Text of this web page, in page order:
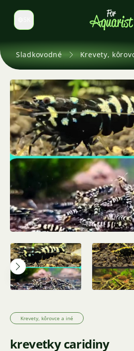
Prepnúť jazyk
Sladkovodné Krevety,
Krevety, kôrovce a iné
krevetky caridiny